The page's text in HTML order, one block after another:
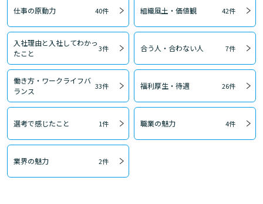
仕事の原動力 40件 組織風土・価値観 42件
入社理由と入社してわかっ
たこと
3件 合う人・合わない人 7件
働き方・ワークライフバ
ランス
33件 福利厚生・待遇 26件
選考で感じたこと 1件 職業の魅力 4件
業界の魅力 2件